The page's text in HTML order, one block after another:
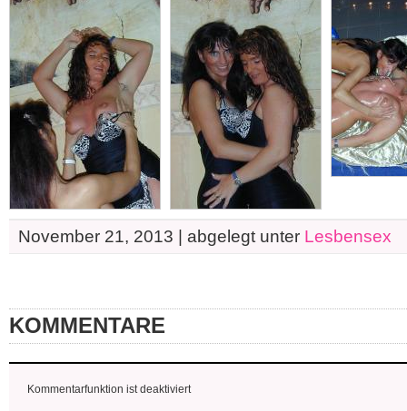
November 21, 2013 | abgelegt unter Lesbensex
KOMMENTARE
Kommentarfunktion ist deaktiviert